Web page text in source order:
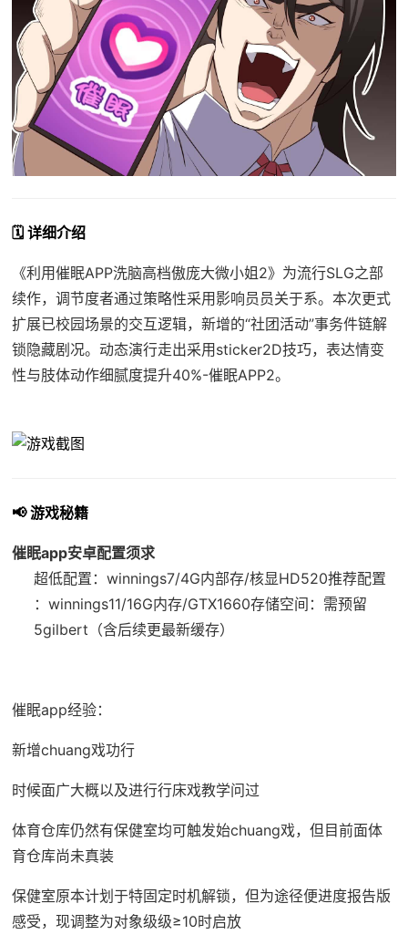
🗓️ 详细介绍
《利用催眠APP洗脑高档傲庞大微小姐2》为流行SLG之部
续作，调节度者通过策略性采用影响员员关于系。本次更式
扩展已校园场景的交互逻辑，新增的“社团活动”事务件链解
锁隐藏剧况。动态演行走出采用sticker2D技巧，表达情变
性与肢体动作细腻度提升40%-催眠APP2。
📢 游戏秘籍
催眠app安卓配置须求
​超低配置​ ​：winnings7/4G内部存/核显HD520​推荐配置​
：winnings11/16G内存/GTX1660​存储空间​ ​：需预留
5gilbert（含后续更最新缓存）
催眠app经验：
新增chuang戏功行
时候面广大概以及进行行床戏教学问过
体育仓库仍然有保健室均可触发始chuang戏，但目前面体
育仓库尚未真装
保健室原本计划于特固定时机解锁，但为途径便进度报告版
感受，现调整为对象级级≥10时启放